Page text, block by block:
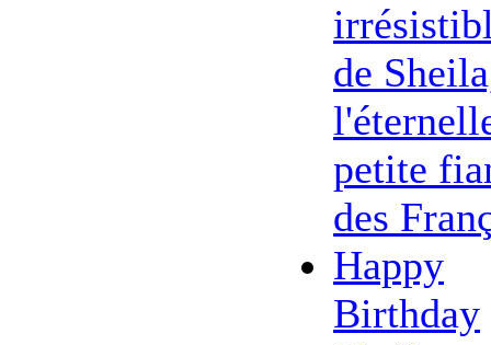
de
petite
des
Happy
Birthday